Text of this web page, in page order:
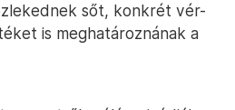
sőt, konkrét vér-
is meghatároznának a